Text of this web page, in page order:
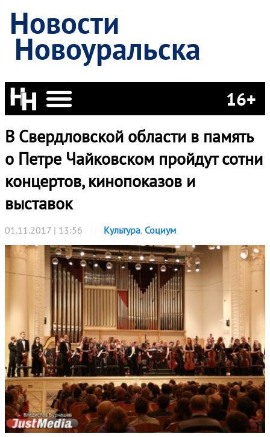
Новости
Новоуральска
16+
В Свердловской области в память
о Петре Чайковском пройдут сотни
концертов, кинопоказов и
выставок
01.11.2017 | 13:56 Культура, Социум